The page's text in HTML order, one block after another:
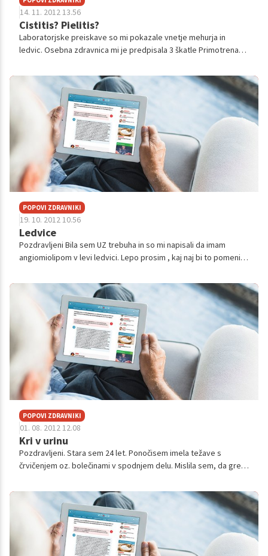
14. 11. 2012 13.56
Cistitis? Pielitis?
Laboratorjske preiskave so mi pokazale vnetje mehurja in
ledvic. Osebna zdravnica mi je predpisala 3 škatle Primotrena
preiskave. V labor...
POPOVI ZDRAVNIKI
19. 10. 2012 10.56
Ledvice
Pozdravljeni Bila sem UZ trebuha in so mi napisali da imam
angiomiolipom v levi ledvici. Lepo prosim , kaj naj bi to pomenilo.
POPOVI ZDRAVNIKI
01. 08. 2012 12.08
Kri v urinu
Pozdravljeni. Stara sem 24 let. Ponočisem imela težave s
črvičenjem oz. bolečinami v spodnjem delu. Mislila sem, da gre
skupaj je trajalo k...